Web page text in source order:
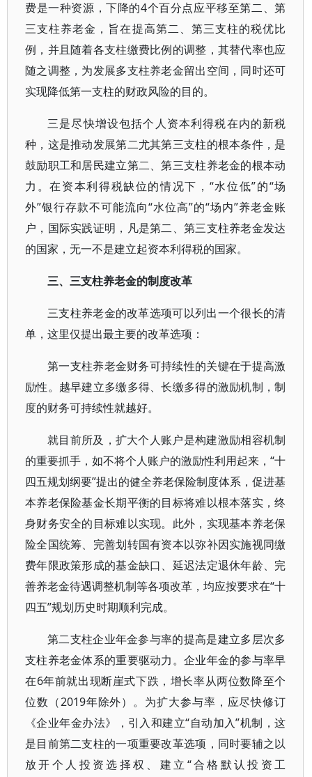
费是一种资源，下降的4个百分点应平移至第二、第
三支柱养老金，旨在提高第二、第三支柱的税优比
例，并且随着各支柱缴费比例的调整，其替代率也应
随之调整，为发展多支柱养老金留出空间，同时还可
实现降低第一支柱的财政风险的目的。
三是尽快增设包括个人资本利得税在内的新税
种，这是推动发展第二尤其第三支柱的根本条件，是
鼓励职工和居民建立第二、第三支柱养老金的根本动
力。在资本利得税缺位的情况下，“水位低”的“场
外”银行存款不可能流向“水位高”的“场内”养老金账
户，国际实践证明，凡是第二、第三支柱养老金发达
的国家，无一不是建立起资本利得税的国家。
三、三支柱养老金的制度改革
三支柱养老金的改革选项可以列出一个很长的清
单，这里仅提出最主要的改革选项：
第一支柱养老金财务可持续性的关键在于提高激
励性。越早建立多缴多得、长缴多得的激励机制，制
度的财务可持续性就越好。
就目前所及，扩大个人账户是构建激励相容机制
的重要抓手，如不将个人账户的激励性利用起来，“十
四五规划纲要”提出的健全养老保险制度体系，促进基
本养老保险基金长期平衡的目标将难以根本落实，终
身财务安全的目标难以实现。此外，实现基本养老保
险全国统筹、完善划转国有资本以弥补因实施视同缴
费年限政策形成的基金缺口、延迟法定退休年龄、完
善养老金待遇调整机制等各项改革，均应按要求在“十
四五”规划历史时期顺利完成。
第二支柱企业年金参与率的提高是建立多层次多
支柱养老金体系的重要驱动力。企业年金的参与率早
在6年前就出现断崖式下跌，增长率从两位数降至个
位数（2019年除外）。为扩大参与率，应尽快修订
《企业年金办法》，引入和建立“自动加入”机制，这
是目前第二支柱的一项重要改革选项，同时要辅之以
放开个人投资选择权、建立“合格默认投资工